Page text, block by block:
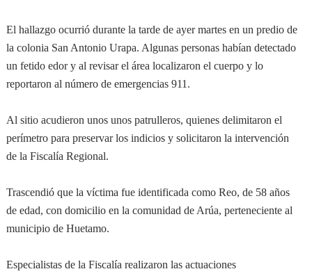
El hallazgo ocurrió durante la tarde de ayer martes en un predio de
la colonia San Antonio Urapa. Algunas personas habían detectado
un fetido edor y al revisar el área localizaron el cuerpo y lo
reportaron al número de emergencias 911.
Al sitio acudieron unos unos patrulleros, quienes delimitaron el
perímetro para preservar los indicios y solicitaron la intervención
de la Fiscalía Regional.
Trascendió que la víctima fue identificada como Reo, de 58 años
de edad, con domicilio en la comunidad de Arúa, perteneciente al
municipio de Huetamo.
Especialistas de la Fiscalía realizaron las actuaciones